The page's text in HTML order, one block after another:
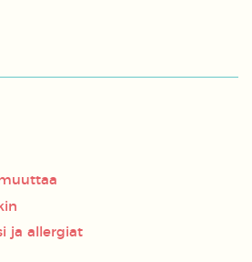
ja allergiat